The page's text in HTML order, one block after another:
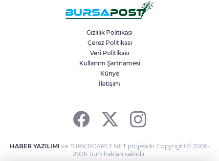
Kamyona çarpan tırın kupası dorseden
Büyükşehir’den Panayır’da altyapı ve
ulaşım atağı
Gizlilik Politikası
Çerez Politikası
Veri Politikası
Kullanım Şartnamesi
Künye
İletişim
HABER YAZILIMI ve TURKTICARET.NET projesidir Copyright© 2006-
2026 Tüm hakları saklıdır.